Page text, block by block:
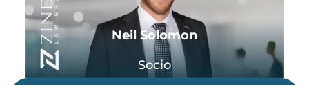
Neil Solomon
Socio